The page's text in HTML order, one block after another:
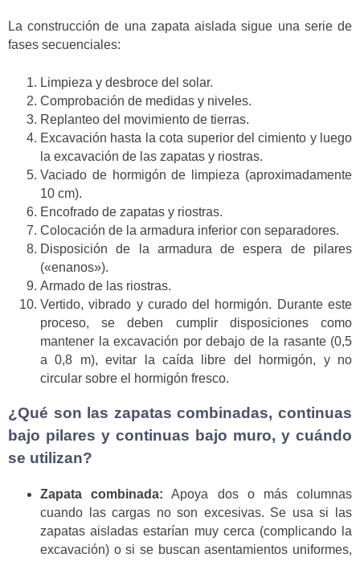
La construcción de una zapata aislada sigue una serie de
fases secuenciales:
Limpieza y desbroce del solar.
Comprobación de medidas y niveles.
Replanteo del movimiento de tierras.
Excavación hasta la cota superior del cimiento y luego
la excavación de las zapatas y riostras.
Vaciado de hormigón de limpieza (aproximadamente
10 cm).
Encofrado de zapatas y riostras.
Colocación de la armadura inferior con separadores.
Disposición de la armadura de espera de pilares
(«enanos»).
Armado de las riostras.
Vertido, vibrado y curado del hormigón. Durante este
proceso, se deben cumplir disposiciones como
mantener la excavación por debajo de la rasante (0,5
a 0,8 m), evitar la caída libre del hormigón, y no
circular sobre el hormigón fresco.
¿Qué son las zapatas combinadas, continuas
bajo pilares y continuas bajo muro, y cuándo
se utilizan?
Zapata combinada: Apoya dos o más columnas
cuando las cargas no son excesivas. Se usa si las
zapatas aisladas estarían muy cerca (complicando la
excavación) o si se buscan asentamientos uniformes,